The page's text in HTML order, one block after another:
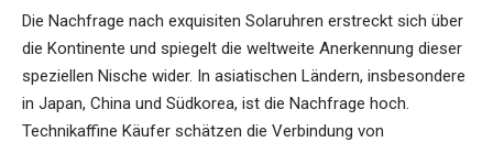
Die Nachfrage nach exquisiten Solaruhren erstreckt sich über
die Kontinente und spiegelt die weltweite Anerkennung dieser
speziellen Nische wider. In asiatischen Ländern, insbesondere
in Japan, China und Südkorea, ist die Nachfrage hoch.
Technikaffine Käufer schätzen die Verbindung von